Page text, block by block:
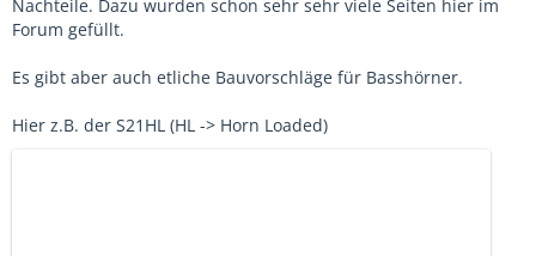
Nachteile. Dazu wurden schon sehr sehr viele Seiten hier im
Forum gefüllt.
Es gibt aber auch etliche Bauvorschläge für Basshörner.
Hier z.B. der S21HL (HL -> Horn Loaded)